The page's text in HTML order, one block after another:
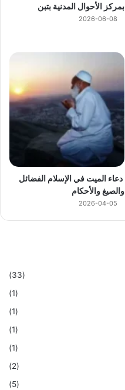
بمركز الأحوال المدنية بتبن
2026-06-08
دعاء الميت في الإسلام الفضائل
والصيغ والأحكام
2026-04-05
(33)
(1)
(1)
(1)
(1)
(2)
(5)